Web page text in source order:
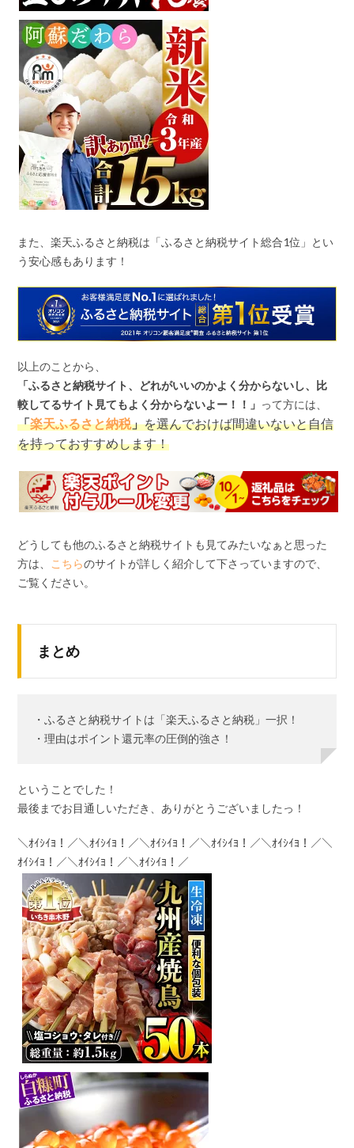
また、楽天ふるさと納税は「ふるさと納税サイト総合1位」とい
う安心感もあります！
以上のことから、
「ふるさと納税サイト、どれがいいのかよく分からないし、比
較してるサイト見てもよく分からないよー！！」 って方には、
「楽天ふるさと納税」を選んでおけば間違いないと自信
を持っておすすめします！
どうしても他のふるさと納税サイトも見てみたいなぁと思った
方は、 こちらのサイトが詳しく紹介して下さっていますので、
ご覧ください。
まとめ
・ふるさと納税サイトは「楽天ふるさと納税」一択！
・理由はポイント還元率の圧倒的強さ！
ということでした！
最後までお目通しいただき、ありがとうございましたっ！
＼ｵｲｼｲﾖ！／＼ｵｲｼｲﾖ！／＼ｵｲｼｲﾖ！／＼ｵｲｼｲﾖ！／＼ｵｲｼｲﾖ！／＼
ｵｲｼｲﾖ！／＼ｵｲｼｲﾖ！／＼ｵｲｼｲﾖ！／